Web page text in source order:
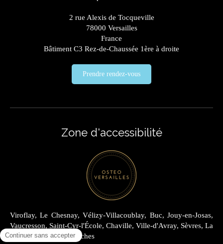
2 rue Alexis de Tocqueville
78000 Versailles
France
Bâtiment C3 Rez-de-Chaussée 1ère à droite
Prendre rendez-vous
Zone d'accessibilité
Viroflay, Le Chesnay, Vélizy-Villacoublay, Buc, Jouy-en-Josas,
Vaucresson, Saint-Cyr-l'École, Chaville, Ville-d'Avray, Sèvres, La
Celle-Saint-Cloud, Garches